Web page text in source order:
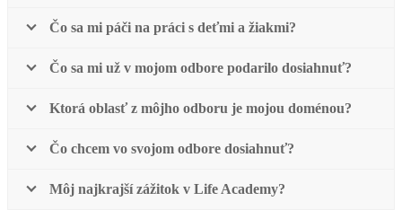
Čo sa mi páči na práci s deťmi a žiakmi?
Čo sa mi už v mojom odbore podarilo dosiahnuť?
Ktorá oblasť z môjho odboru je mojou doménou?
Čo chcem vo svojom odbore dosiahnuť?
Môj najkrajší zážitok v Life Academy?